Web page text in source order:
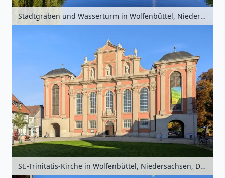
Stadtgraben und Wasserturm in Wolfenbüttel, Niedersachsen, Deutschland
St.-Trinitatis-Kirche in Wolfenbüttel, Niedersachsen, Deutschland